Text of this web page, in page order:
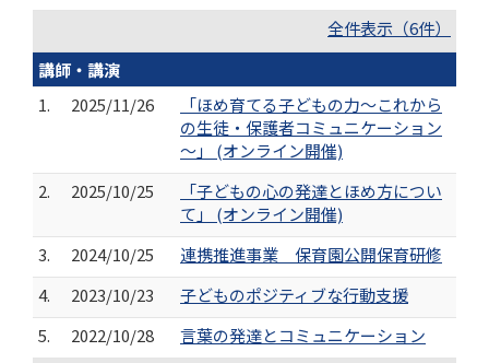
全件表示（6件）
講師・講演
1.
2025/11/26
「ほめ育てる子どもの力～これから
の生徒・保護者コミュニケーション
～」 (オンライン開催)
2.
2025/10/25
「子どもの心の発達とほめ方につい
て」 (オンライン開催)
3.
2024/10/25
連携推進事業 保育園公開保育研修
4.
2023/10/23
子どものポジティブな行動支援
5.
2022/10/28
言葉の発達とコミュニケーション